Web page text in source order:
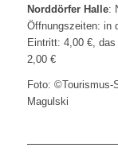
Norddörfer Halle:
Öffnungszeiten: in
Eintritt: 4,00 €,
2,00 €
Foto: ©Tourismus-
Magulski